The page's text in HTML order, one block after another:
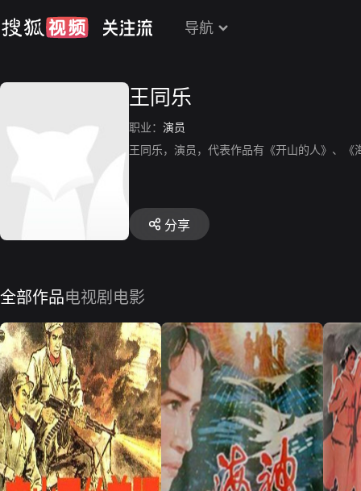
导航
王同乐
职业： 演员
王同乐，演员，代表作品有《开山的人》、《
分享
全部作品电视剧 电影